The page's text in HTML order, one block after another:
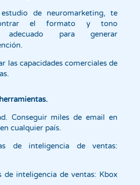
de neuromarketing, te
el formato y tono
adecuado para generar
las capacidades comerciales de
Conseguir miles de email en
cualquier país.
de inteligencia de ventas:
de inteligencia de ventas: Kbox